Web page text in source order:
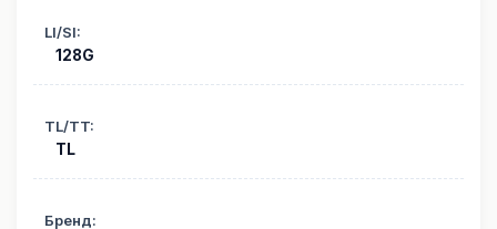
LI/SI:
128G
TL/TT:
TL
Бренд: